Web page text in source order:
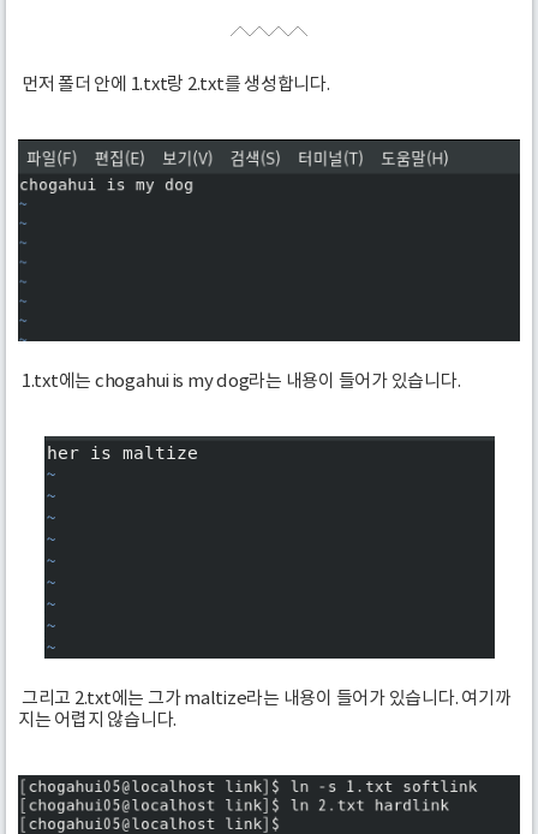
먼저 폴더 안에 1.txt랑 2.txt를 생성합니다.
1.txt에는 chogahui is my dog라는 내용이 들어가 있습니다.
그리고 2.txt에는 그가 maltize라는 내용이 들어가 있습니다. 여기까
지는 어렵지 않습니다.